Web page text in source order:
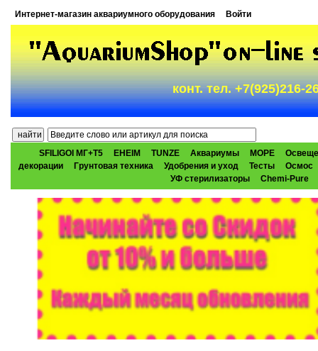
Интернет-магазин аквариумного оборудования Войти
конт. тел. +7(925)216-
SFILIGOI МГ+Т5 EHEIM TUNZE Аквариумы МОРЕ
декорации
Грунтовая техника Удобрения и уход Тесты
Осмос
УФ стерилизаторы
Chemi-Pure